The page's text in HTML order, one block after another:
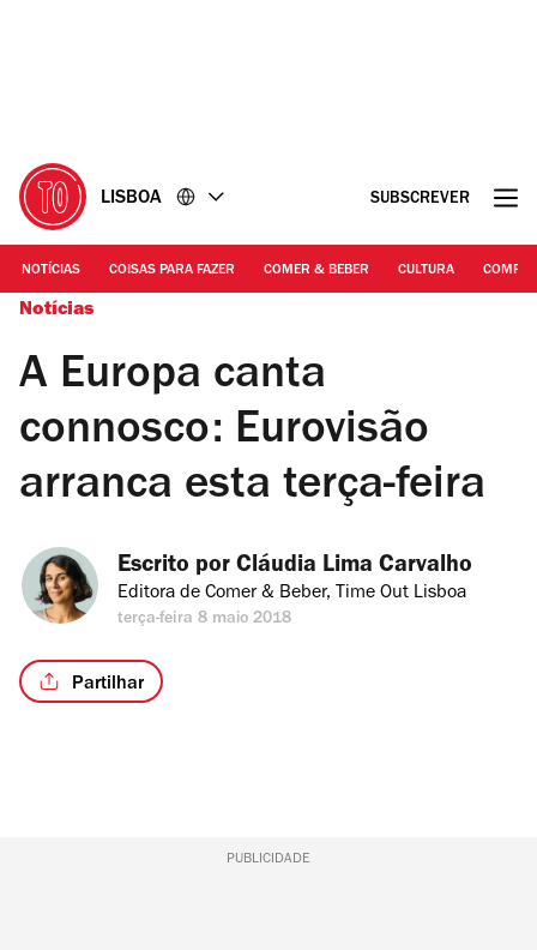
LISBOA SUBSCREVER
NOTÍCIAS COISAS PARA FAZER COMER & BEBER CULTURA
Notícias
A Europa canta
connosco: Eurovisão
arranca esta terça-feira
Escrito por Cláudia Lima Carvalho
Editora de Comer & Beber, Time Out Lisboa
terça-feira 8 maio 2018
Partilhar
PUBLICIDADE